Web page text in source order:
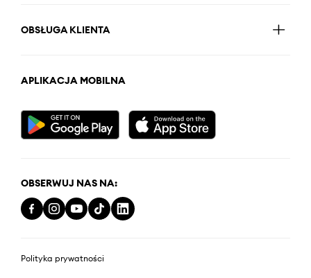
OBSŁUGA KLIENTA
APLIKACJA MOBILNA
OBSERWUJ NAS NA:
Polityka prywatności